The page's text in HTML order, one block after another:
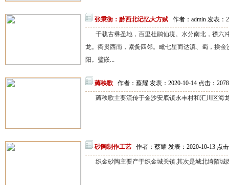
张秉衡：黔西北记忆大方赋 作者：admin 发表：
千载古彝圣地，百里杜鹃仙境。水分南北，襟六
龙。衢贯西南，紧夤四邻。毗七星而达滇、蜀，挨
阳。璧嵌...
薅秧歌 作者：蔡耀 发表：2020-10-14 点击： 2078
薅秧歌主要流传于金沙安底镇永丰村和汇川区海
砂陶制作工艺 作者：蔡耀 发表：2020-10-13 点
织金砂陶主要产于织金城关镇,其次是城北绮陌城